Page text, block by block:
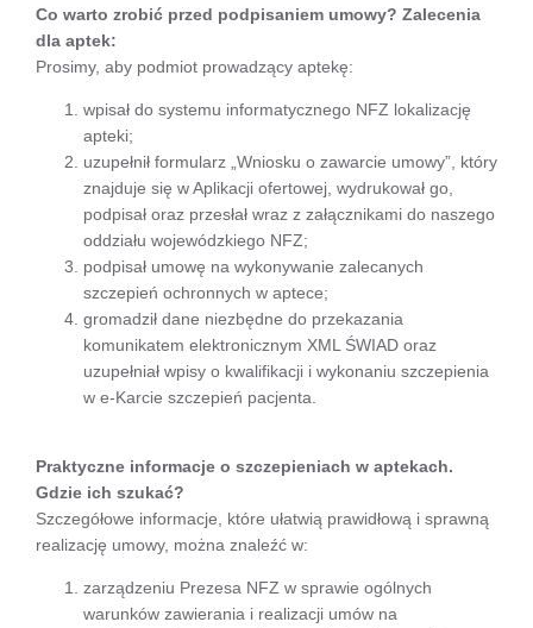
Co warto zrobić przed podpisaniem umowy? Zalecenia
dla aptek:
Prosimy, aby podmiot prowadzący aptekę:
wpisał do systemu informatycznego NFZ lokalizację
apteki;
uzupełnił formularz „Wniosku o zawarcie umowy”, który
znajduje się w Aplikacji ofertowej, wydrukował go,
podpisał oraz przesłał wraz z załącznikami do naszego
oddziału wojewódzkiego NFZ;
podpisał umowę na wykonywanie zalecanych
szczepień ochronnych w aptece;
gromadził dane niezbędne do przekazania
komunikatem elektronicznym XML ŚWIAD oraz
uzupełniał wpisy o kwalifikacji i wykonaniu szczepienia
w e-Karcie szczepień pacjenta.
Praktyczne informacje o szczepieniach w aptekach.
Gdzie ich szukać?
Szczegółowe informacje, które ułatwią prawidłową i sprawną
realizację umowy, można znaleźć w:
zarządzeniu Prezesa NFZ w sprawie ogólnych
warunków zawierania i realizacji umów na